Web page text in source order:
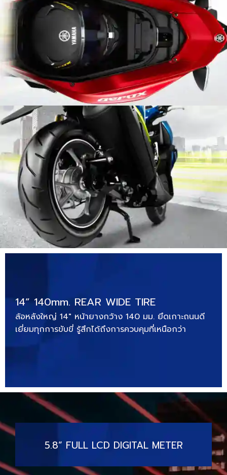
14” 140mm. REAR WIDE TIRE
ล้อหลังใหญ่ 14″ หน้ายางกว้าง 140 มม. ยึดเกาะถนนดี
เยี่ยมทุกการขับขี่ รู้สึกได้ถึงการควบคุมที่เหนือกว่า
5.8” FULL LCD DIGITAL METER